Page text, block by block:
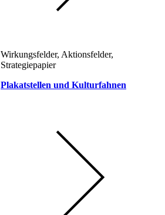
Wirkungsfelder, Aktionsfelder,
Strategiepapier
Plakatstellen und Kulturfahnen